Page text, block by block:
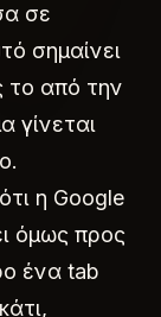
σε
σημαίνει
το από την
γίνεται
η Google
όμως προς
ένα tab